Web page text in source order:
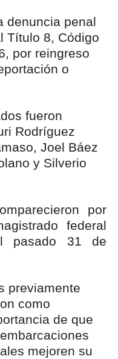
denuncia penal
Título 8, Código
por reingreso
o
fueron
Rodríguez
Joel Báez
y Silverio
por
federal
pasado 31 de
previamente
como
de que
mejoren su